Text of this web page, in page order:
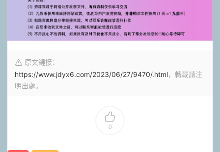
原文鏈接：
https://www.jdyx6.com/2023/06/27/9470/.html，轉載請注
明出處。
0